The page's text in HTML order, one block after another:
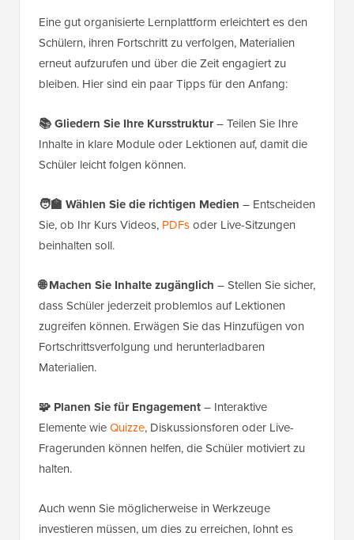
Eine gut organisierte Lernplattform erleichtert es den
Schülern, ihren Fortschritt zu verfolgen, Materialien
erneut aufzurufen und über die Zeit engagiert zu
bleiben. Hier sind ein paar Tipps für den Anfang:
📚 Gliedern Sie Ihre Kursstruktur– Teilen Sie Ihre
Inhalte in klare Module oder Lektionen auf, damit die
Schüler leicht folgen können.
🧑‍🏫 Wählen Sie die richtigen Medien – Entscheiden
Sie, ob Ihr Kurs Videos, PDFsoder Live-Sitzungen
beinhalten soll.
🌐 Machen Sie Inhalte zugänglich – Stellen Sie sicher,
dass Schüler jederzeit problemlos auf Lektionen
zugreifen können. Erwägen Sie das Hinzufügen von
Fortschrittsverfolgung und herunterladbaren
Materialien.
🧩 Planen Sie für Engagement– Interaktive
Elemente wieQuizze, Diskussionsforen oder Live-
Fragerunden können helfen, die Schüler motiviert zu
halten.
Auch wenn Sie möglicherweise in Werkzeuge
investieren müssen, um dies zu erreichen, lohnt es